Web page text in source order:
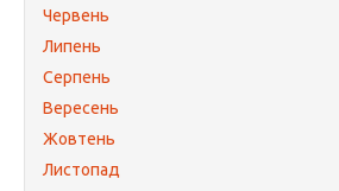
Червень
Липень
Серпень
Вересень
Жовтень
Листопад